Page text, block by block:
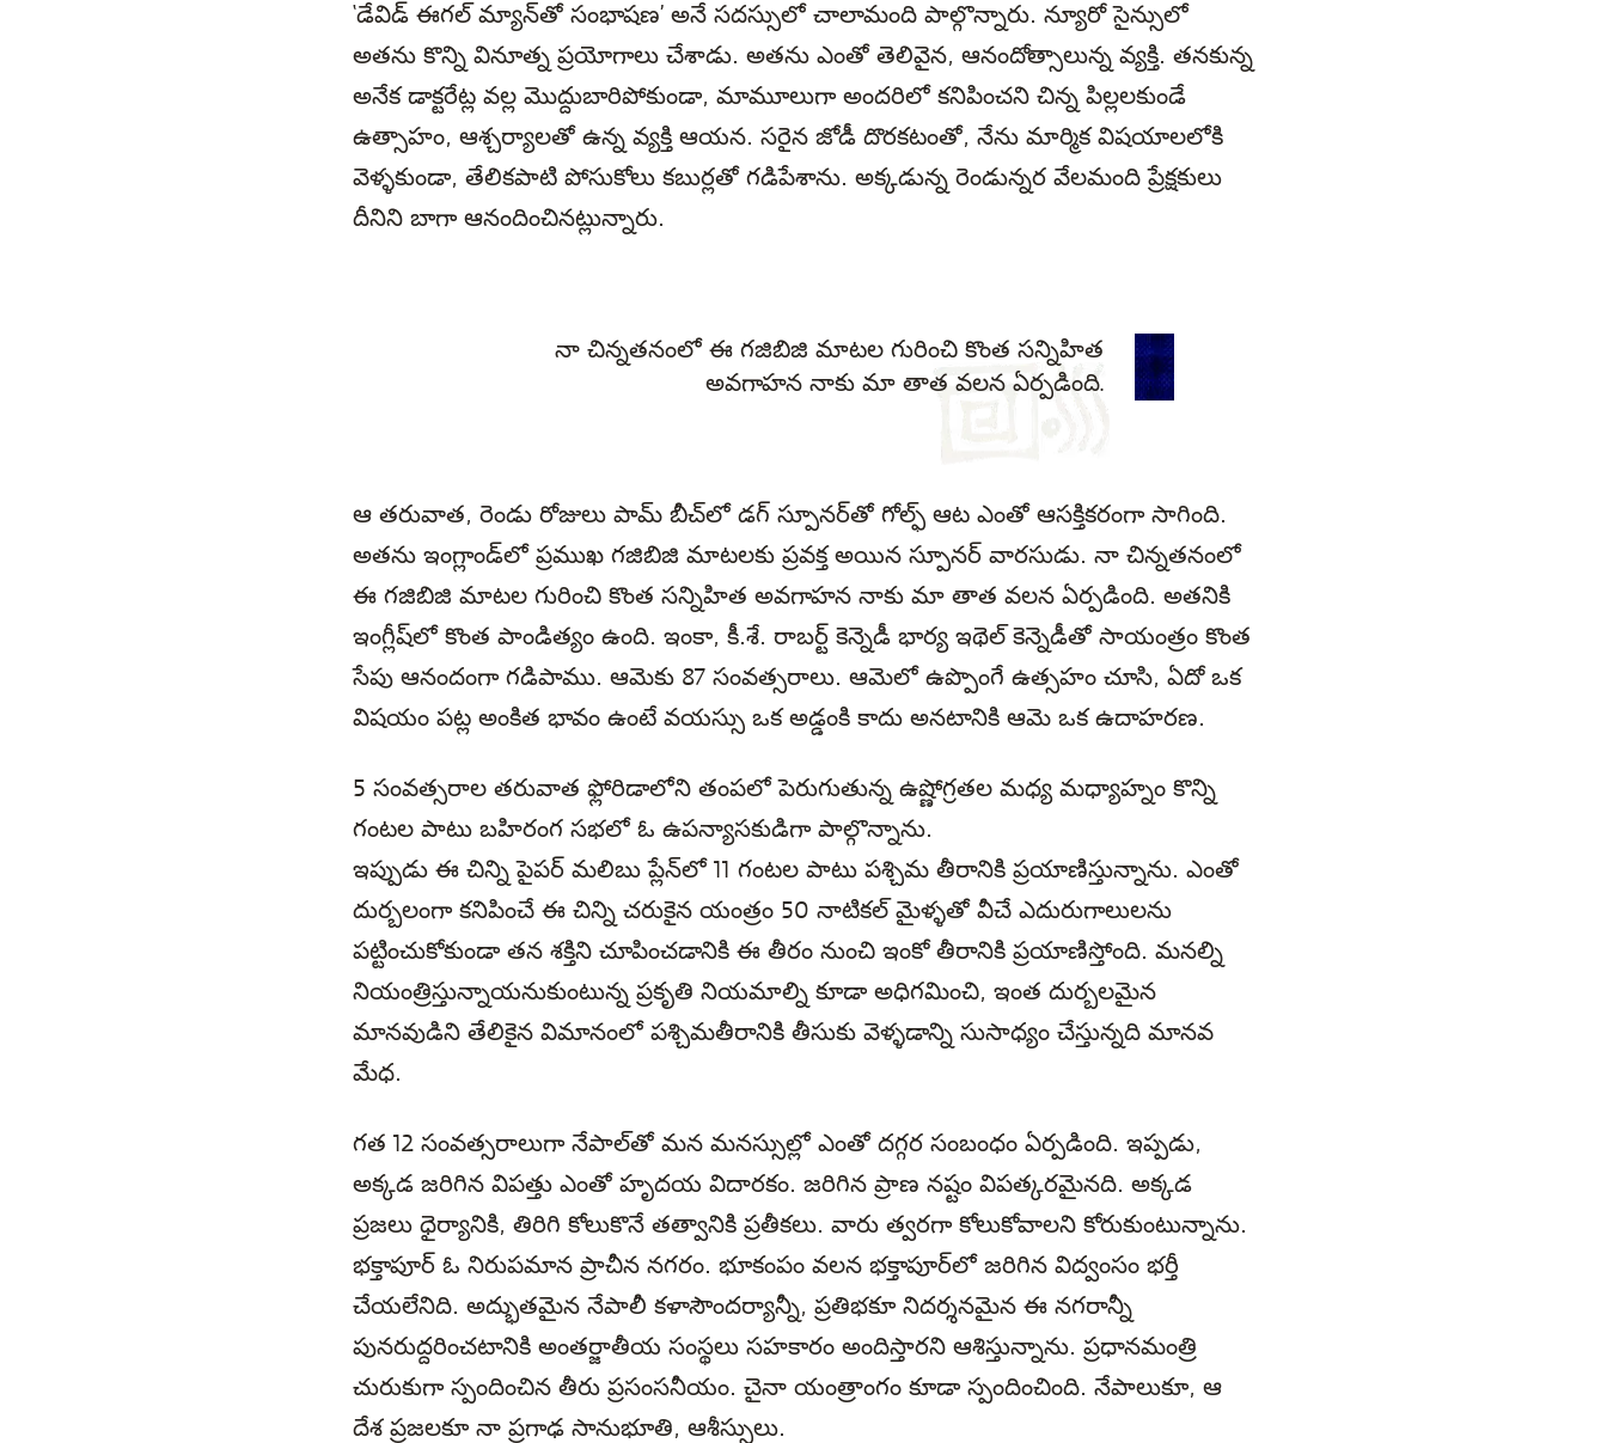
‘డేవిడ్ ఈగల్ మ్యాన్‌తో సంభాషణ’ అనే సదస్సులో చాలామంది పాల్గొన్నారు. న్యూరో సైన్సులో
అతను కొన్ని వినూత్న ప్రయోగాలు చేశాడు. అతను ఎంతో తెలివైన, ఆనందోత్సాలున్న వ్యక్తి. తనకున్న
అనేక డాక్టరేట్ల వల్ల మొద్దుబారిపోకుండా, మామూలుగా అందరిలో కనిపించని చిన్న పిల్లలకుండే
ఉత్సాహం, ఆశ్చర్యాలతో ఉన్న వ్యక్తి ఆయన. సరైన జోడీ దొరకటంతో, నేను మార్మిక విషయాలలోకి
వెళ్ళకుండా, తేలికపాటి పోసుకోలు కబుర్లతో గడిపేశాను. అక్కడున్న రెండున్నర వేలమంది ప్రేక్షకులు
దీనిని బాగా ఆనందించినట్లున్నారు.
నా చిన్నతనంలో ఈ గజిబిజి మాటల గురించి కొంత సన్నిహిత
అవగాహన నాకు మా తాత వలన ఏర్పడింది.
ఆ తరువాత, రెండు రోజులు పామ్ బీచ్‌లో డగ్ స్పూనర్‌తో గోల్ఫ్ ఆట ఎంతో ఆసక్తికరంగా సాగింది.
అతను ఇంగ్లాండ్‌లో ప్రముఖ గజిబిజి మాటలకు ప్రవక్త అయిన స్పూనర్ వారసుడు. నా చిన్నతనంలో
ఈ గజిబిజి మాటల గురించి కొంత సన్నిహిత అవగాహన నాకు మా తాత వలన ఏర్పడింది. అతనికి
ఇంగ్లీష్‌లో కొంత పాండిత్యం ఉంది. ఇంకా, కీ.శే. రాబర్ట్ కెన్నెడీ భార్య ఇథెల్ కెన్నెడీతో సాయంత్రం కొంత
సేపు ఆనందంగా గడిపాము. ఆమెకు 87 సంవత్సరాలు. ఆమెలో ఉప్పొంగే ఉత్సహం చూసి, ఏదో ఒక
విషయం పట్ల అంకిత భావం ఉంటే వయస్సు ఒక అడ్డంకి కాదు అనటానికి ఆమె ఒక ఉదాహరణ.
5 సంవత్సరాల తరువాత ఫ్లోరిడాలోని తంపలో పెరుగుతున్న ఉష్ణోగ్రతల మధ్య మధ్యాహ్నం కొన్ని
గంటల పాటు బహిరంగ సభలో ఓ ఉపన్యాసకుడిగా పాల్గొన్నాను.
ఇప్పుడు ఈ చిన్ని పైపర్ మలిబు ప్లేన్‌లో 11 గంటల పాటు పశ్చిమ తీరానికి ప్రయాణిస్తున్నాను. ఎంతో
దుర్బలంగా కనిపించే ఈ చిన్ని చరుకైన యంత్రం 50 నాటికల్ మైళ్ళతో వీచే ఎదురుగాలులను
పట్టించుకోకుండా తన శక్తిని చూపించడానికి ఈ తీరం నుంచి ఇంకో తీరానికి ప్రయాణిస్తోంది. మనల్ని
నియంత్రిస్తున్నాయనుకుంటున్న ప్రకృతి నియమాల్ని కూడా అధిగమించి, ఇంత దుర్బలమైన
మానవుడిని తేలికైన విమానంలో పశ్చిమతీరానికి తీసుకు వెళ్ళడాన్ని సుసాధ్యం చేస్తున్నది మానవ
మేధ.
గత 12 సంవత్సరాలుగా నేపాల్‌తో మన మనస్సుల్లో ఎంతో దగ్గర సంబంధం ఏర్పడింది. ఇప్పడు,
అక్కడ జరిగిన విపత్తు ఎంతో హృదయ విదారకం. జరిగిన ప్రాణ నష్టం విపత్కరమైనది. అక్కడ
ప్రజలు ధైర్యానికి, తిరిగి కోలుకొనే తత్వానికి ప్రతీకలు. వారు త్వరగా కోలుకోవాలని కోరుకుంటున్నాను.
భక్తాపూర్ ఓ నిరుపమాన ప్రాచీన నగరం. భూకంపం వలన భక్తాపూర్‌లో జరిగిన విద్వంసం భర్తీ
చేయలేనిది. అద్భుతమైన నేపాలీ కళాసౌందర్యాన్నీ, ప్రతిభకూ నిదర్శనమైన ఈ నగరాన్నీ
పునరుద్దరించటానికి అంతర్జాతీయ సంస్థలు సహకారం అందిస్తారని ఆశిస్తున్నాను. ప్రధానమంత్రి
చురుకుగా స్పందించిన తీరు ప్రసంసనీయం. చైనా యంత్రాంగం కూడా స్పందించింది. నేపాలుకూ, ఆ
దేశ ప్రజలకూ నా ప్రగాఢ సానుభూతి, ఆశీస్సులు.